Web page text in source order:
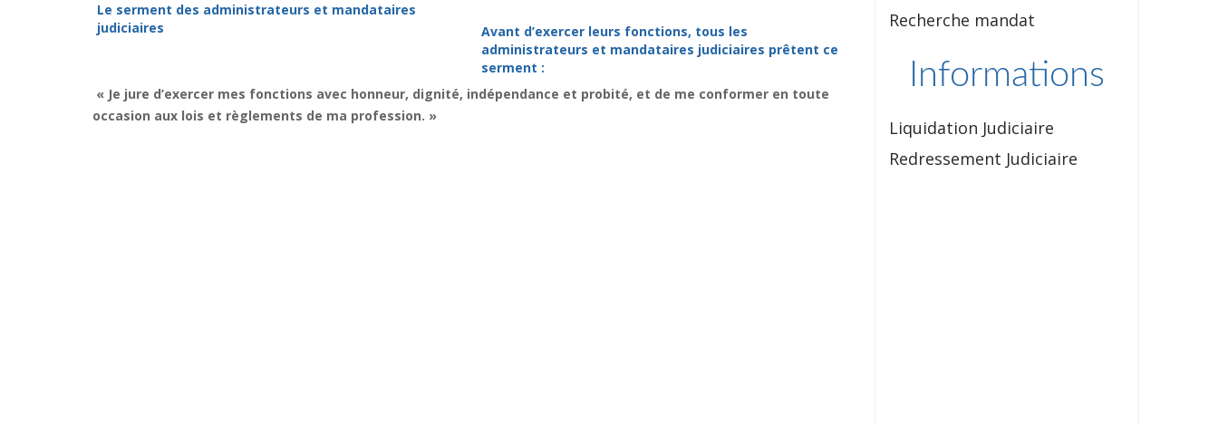
Le serment des administrateurs et mandataires
judiciaires
Avant d’exercer leurs fonctions, tous les
administrateurs et mandataires judiciaires prêtent ce
serment :
« Je jure d’exercer mes fonctions avec honneur, dignité, indépendance et probité, et de me conformer en toute
occasion aux lois et règlements de ma profession. »
Recherche mandat
Informations
Liquidation Judiciaire
Redressement Judiciaire